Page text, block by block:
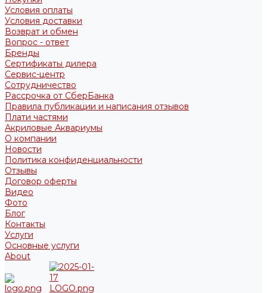
Условия оплаты
Условия доставки
Возврат и обмен
Вопрос - ответ
Бренды
Сертификаты дилера
Сервис-центр
Сотрудничество
Рассрочка от СберБанка
Правила публикации и написания отзывов
Плати частями
Акриловые Аквариумы
О компании
Новости
Политика конфиденциальности
Отзывы
Договор оферты
Видео
Фото
Блог
Контакты
Услуги
Основные услуги
About